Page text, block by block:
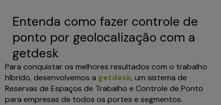
Entenda como fazer controle de
ponto por geolocalização com a
getdesk
Para conquistar os melhores resultados com o trabalho
híbrido, desenvolvemos a getdesk, um sistema de
Reservas de Espaços de Trabalho e Controle de Ponto
para empresas de todos os portes e segmentos.